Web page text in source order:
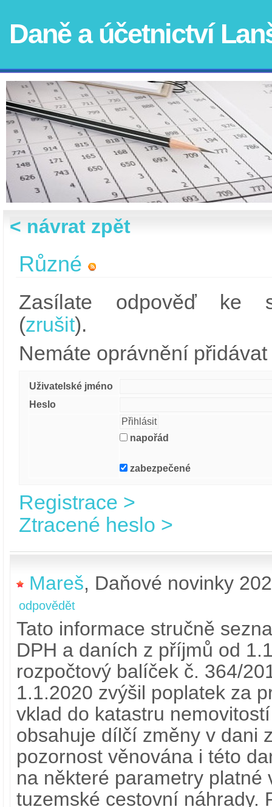
Daně a účetnictví
< návrat zpět
Různé
Zasílate odpověď ke
(zrušit).
Nemáte oprávnění
Uživatelské jméno
Heslo
napořád
zabezpečené
Registrace >
Ztracené heslo >
Mareš, Daňové novinky
odpovědět
Tato informace stručně
DPH a daních z příjmů od
rozpočtový balíček č. 364/
1.1.2020 zvýšil poplatek za
vklad do katastru
obsahuje dílčí změny v dani
pozornost věnována i této
na některé parametry platné
tuzemské cestovní náhrady.